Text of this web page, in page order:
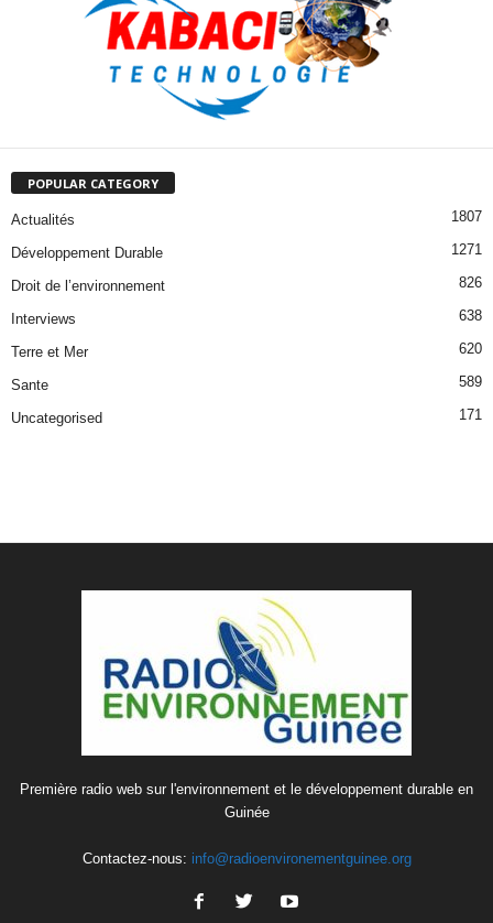
POPULAR CATEGORY
Actualités 1807
Développement Durable 1271
Droit de l’environnement 826
Interviews 638
Terre et Mer 620
Sante 589
Uncategorised 171
Première radio web sur l'environnement et le développement durable en
Guinée
Contactez-nous: info@radioenvironementguinee.org